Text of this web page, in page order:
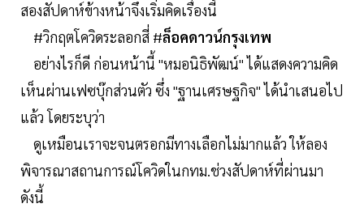
สองสัปดาห์ข้างหน้าจึงเริ่มคิดเรื่องนี้
#วิกฤตโควิดระลอกสี่ #ล็อคดาวน์กรุงเทพ
อย่างไรก็ดี ก่อนหน้านี้ "หมอนิธิพัฒน์" ได้แสดงความคิด
เห็นผ่านเฟซบุ๊กส่วนตัว ซึ่ง "ฐานเศรษฐกิจ" ได้นำเสนอไป
แล้ว โดยระบุว่า
ดูเหมือนเราจะจนตรอกมีทางเลือกไม่มากแล้ว ให้ลอง
พิจารณาสถานการณ์โควิดในกทม.ช่วงสัปดาห์ที่ผ่านมา
ดังนี้